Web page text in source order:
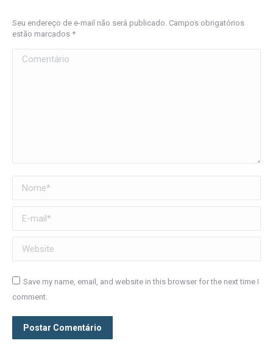
Seu endereço de e-mail não será publicado. Campos obrigatórios
estão marcados *
Comentário
Nome *
E-mail *
Website
Save my name, email, and website in this browser for the next time I
comment.
Postar Comentário